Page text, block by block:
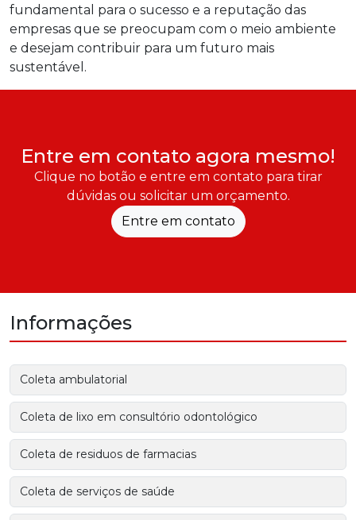
fundamental para o sucesso e a reputação das
empresas que se preocupam com o meio ambiente
e desejam contribuir para um futuro mais
sustentável.
Entre em contato agora mesmo!
Clique no botão e entre em contato para tirar
dúvidas ou solicitar um orçamento.
Entre em contato
Informações
Coleta ambulatorial
Coleta de lixo em consultório odontológico
Coleta de residuos de farmacias
Coleta de serviços de saúde